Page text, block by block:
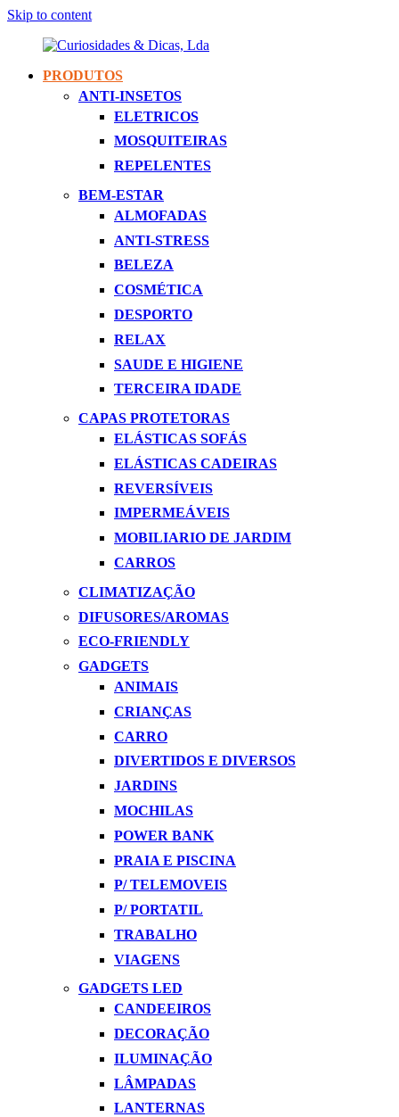
Skip to content
Curiosidades
Apaixonados
PRODUTOS
ANTI-INSETOS
ELETRICOS
MOSQUITEIRAS
REPELENTES
BEM-ESTAR
ALMOFADAS
ANTI-STRESS
BELEZA
COSMÉTICA
DESPORTO
RELAX
SAUDE E HIGIENE
TERCEIRA IDADE
CAPAS PROTETORAS
ELÁSTICAS SOFÁS
ELÁSTICAS CADEIRAS
REVERSÍVEIS
IMPERMEÁVEIS
MOBILIARIO DE JARDIM
CARROS
CLIMATIZAÇÃO
DIFUSORES/AROMAS
ECO-FRIENDLY
GADGETS
ANIMAIS
CRIANÇAS
CARRO
DIVERTIDOS E DIVERSOS
JARDINS
MOCHILAS
POWER BANK
PRAIA E PISCINA
P/ TELEMOVEIS
P/ PORTATIL
TRABALHO
VIAGENS
GADGETS LED
CANDEEIROS
DECORAÇÃO
ILUMINAÇÃO
LÂMPADAS
LANTERNAS